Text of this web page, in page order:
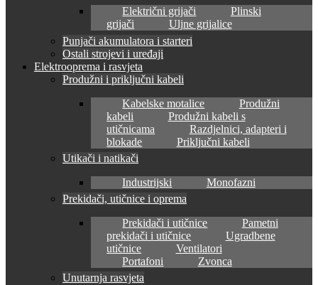
Električni grijači
Plinski
grijači
Uljne grijalice
Punjači akumulatora i starteri
Ostali strojevi i uređaji
Elektrooprema i rasvjeta
Produžni i priključni kabeli
Kabelske motalice
Produžni
kabeli
Produžni kabeli s
utičnicama
Razdjelnici, adapteri i
blokade
Priključni kabeli
Utikači i natikači
Industrijski
Monofazni
Prekidači, utičnice i oprema
Prekidači i utičnice
Pametni
prekidači i utičnice
Ugradbene
utičnice
Ventilatori
Portafoni
Zvonca
Unutarnja rasvjeta